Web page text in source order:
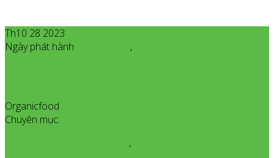
Th10 28 2023
Ngày phát hành
,
Organicfood
Chuyên mục:
,